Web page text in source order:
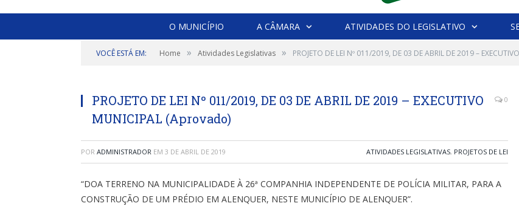
O MUNICÍPIO A CÂMARA ATIVIDADES DO LEGISLATIVO
VOCÊ ESTÁ EM: Home » Atividades Legislativas » PROJETO DE LEI Nº 011/2019, DE 03 DE ABRIL DE 2019 –
PROJETO DE LEI Nº 011/2019, DE 03 DE ABRIL DE 2019 – EXECUTIVO
MUNICIPAL (Aprovado)
0
POR ADMINISTRADOR EM 3 DE ABRIL DE 2019 ATIVIDADES LEGISLATIVAS, PROJETOS DE LEI
“DOA TERRENO NA MUNICIPALIDADE À 26ª COMPANHIA INDEPENDENTE DE POLÍCIA MILITAR, PARA A
CONSTRUÇÃO DE UM PRÉDIO EM ALENQUER, NESTE MUNICÍPIO DE ALENQUER”.